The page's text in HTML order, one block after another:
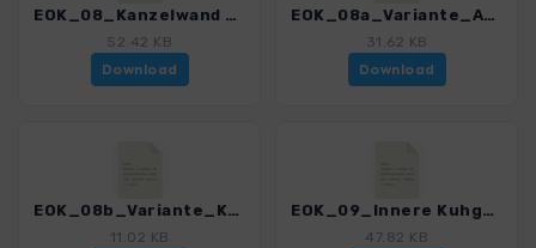
EOK_08_Kanzelwand - Fellhorn_3121_3.gpx
52.42 KB
Download
EOK_08a_Variante_Abstieg_Riezlern_3121_3.gpx
31.62 KB
Download
EOK_08b_Variante_Kanzelwand_3121_3.gpx
11.02 KB
EOK_09_Innere Kuhgehrenalpe_3121_3.gpx
47.82 KB